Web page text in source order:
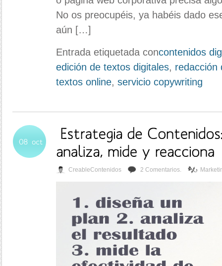
No os preocupéis, ya habéis dado
aún […]
Entrada etiquetada concontenidos
edición de textos digitales, redacción
textos online, servicio copywriting
CreableContenidos 2 Comentarios.